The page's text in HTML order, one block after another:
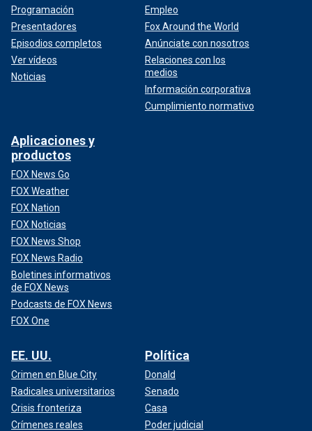
Programación
Presentadores
Episodios completos
Ver vídeos
Noticias
Empleo
Fox Around the World
Anúnciate con nosotros
Relaciones con los
medios
Información corporativa
Cumplimiento normativo
Aplicaciones y
productos
FOX News Go
FOX Weather
FOX Nation
FOX Noticias
FOX News Shop
FOX News Radio
Boletines informativos
de FOX News
Podcasts de FOX News
FOX One
EE. UU.
Crimen en Blue City
Radicales universitarios
Crisis fronteriza
Crímenes reales
Política
Donald
Senado
Casa
Poder judicial